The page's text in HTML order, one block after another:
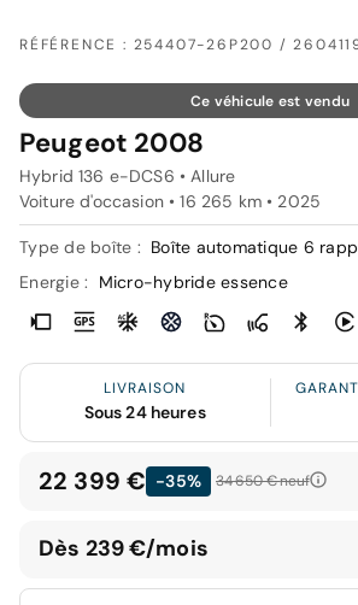
RÉFÉRENCE : 254407-26P200 /
Ce véhicule est vendu
Peugeot 2008
Hybrid 136 e-DCS6 • Allure
Voiture d'occasion • 16 265 km • 2025
Type de boîte : Boîte automatique 6
Energie :
Micro-hybride essence
LIVRAISON
Sous 24 heures
22 399 € -35% 34 650 €neuf
Dès 239 €/mois